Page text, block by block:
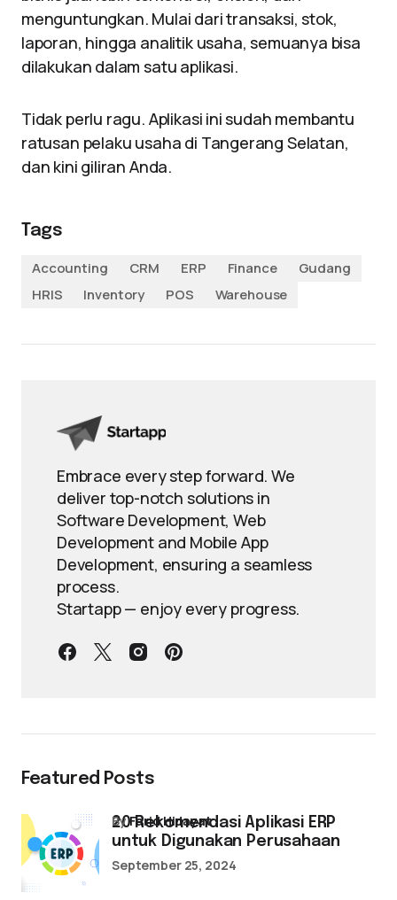
menguntungkan. Mulai dari transaksi, stok,
laporan, hingga analitik usaha, semuanya bisa
dilakukan dalam satu aplikasi.
Tidak perlu ragu. Aplikasi ini sudah membantu
ratusan pelaku usaha di Tangerang Selatan,
dan kini giliran Anda.
Tags
Accounting
CRM ERP Finance
Gudang
HRIS
Inventory POS Warehouse
Embrace every step forward. We
deliver top-notch solutions in
Software Development, Web
Development and Mobile App
Development, ensuring a seamless
process.
Startapp — enjoy every progress.
Featured Posts
20 Rekomendasi Aplikasi ERP
untuk Digunakan Perusahaan
byFarid Hidayat
September 25, 2024